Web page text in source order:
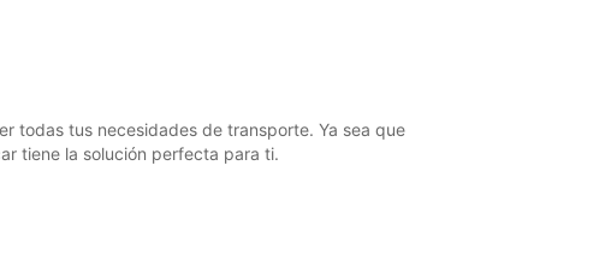
todas tus necesidades de transporte. Ya sea que
tiene la solución perfecta para ti.